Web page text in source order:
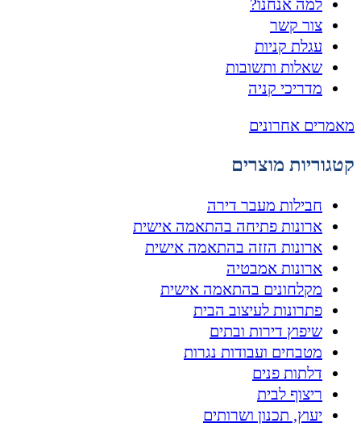
למה אנחנו?
צור קשר
עגלת קניות
שאלות ותשובות
מדריכי קניה
מאמרים אחרונים
קטגוריות מוצרים
חבילות מעבר דירה
ארונות פתיחה בהתאמה אישית
ארונות הזזה בהתאמה אישית
ארונות אמבטיה
מקלחונים בהתאמה אישית
פתרונות לעיצוב הבית
שיפוץ דירות ובתים
מטבחים ועבודות נגרות
דלתות פנים
ריצוף לבית
יעוץ, תכנון ושרותים